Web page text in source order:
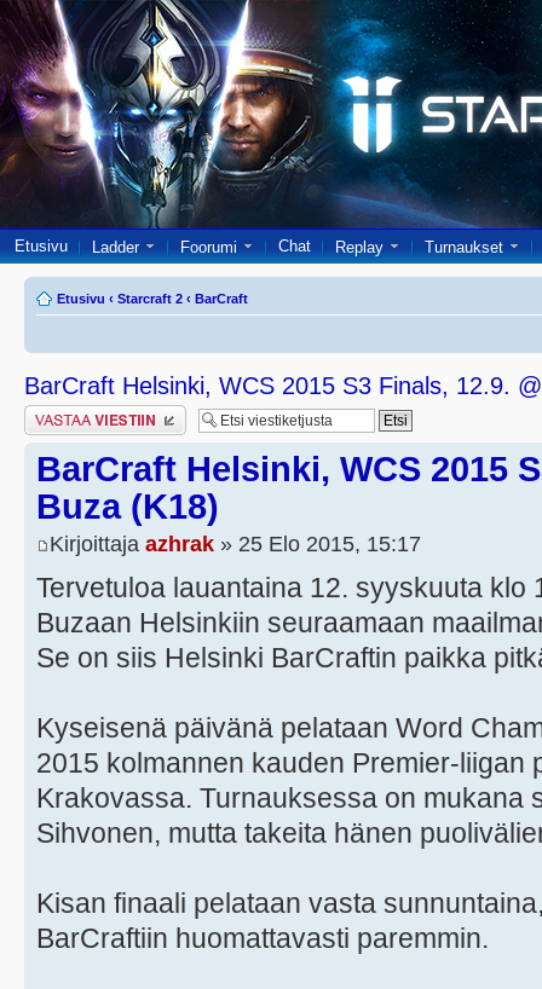
Etusivu Ladder Foorumi Chat Replay Turnaukset
Etusivu ‹ Starcraft 2 ‹ BarCraft
BarCraft Helsinki, WCS 2015 S3 Finals, 12.9.
Lähetä vastaus
BarCraft Helsinki, WCS 2015
Buza (K18)
Kirjoittaja azhrak » 25 Elo 2015, 15:17
Tervetuloa lauantaina 12. syyskuuta klo
Buzaan Helsinkiin seuraamaan
Se on siis Helsinki BarCraftin paikka
Kyseisenä päivänä pelataan Word
2015 kolmannen kauden Premier-liigan
Krakovassa. Turnauksessa on mukana
Sihvonen, mutta takeita hänen
Kisan finaali pelataan vasta
BarCraftiin huomattavasti paremmin.